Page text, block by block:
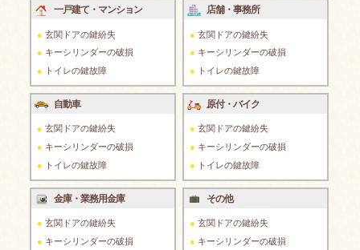
一戸建て・マンション
玄関ドアの鍵紛失
キーシリンダーの破損
トイレの鍵故障
店舗・事務所
玄関ドアの鍵紛失
キーシリンダーの破損
トイレの鍵故障
自動車
玄関ドアの鍵紛失
キーシリンダーの破損
トイレの鍵故障
原付・バイク
玄関ドアの鍵紛失
キーシリンダーの破損
トイレの鍵故障
金庫・業務用金庫
玄関ドアの鍵紛失
キーシリンダーの破損
その他
玄関ドアの鍵紛失
キーシリンダーの破損